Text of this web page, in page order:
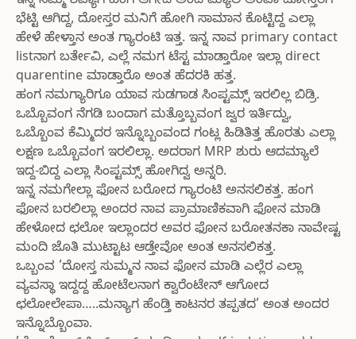
ಭೆಟ್ಟಿ ಆಗಿದ್ದ, ದೋಸ್ತರ ಮನಿಗೆ ಹೋಗಿ ಸಾಮಾನ ಕೊಟ್ಟಿದ್ದ ಎಲ್ಲಾ
ಹೇಳೆ ಹೇಳ್ತಾನ ಅಂತ ಗ್ಯಾರಂಟಿ ಇತ್ತ. ಇನ್ನ ನಾವ primary contact
listನಾಗ ಬರ್ತೇವಿ, ಎಲ್ಲೆ ನಮಗ ಟೆಸ್ಟ ಮಾಡ್ತಾರೋ ಇಲ್ಲಾ direct
quarentine ಮಾಡ್ತಾರೊ ಅಂತ ಹೆದರಕಿ ಹತ್ತ.
ಹಂಗ ನಮಗ್ಯಾರಿಗೂ ಯಾವ ಸುಡಗಾಡ ಸಿಂಪ್ಟಮ್ಸ್ ಇರಲಿಲ್ಲ ಬಿಡ್ರಿ.
ಒಬ್ಬೊವಂಗ ನೆಗಡಿ ಬಂದಾಗ ಮತ್ತೊಬ್ಬವಂಗ ಜ್ವರ ಇರ್ತಿದ್ವು,
ಒಬ್ಬೊಂವ ಕೆಮ್ಮಿದರ ಇನ್ನೊಬ್ಬಂವಂದ ಗಂಟ್ಲ ಹಿಡಿತಿತ್ತ ಹೊರತು ಎಲ್ಲಾ
ಲಕ್ಷಣ ಒಬ್ಬೊವಂಗ ಇರಲಿಲ್ಲಾ. ಅದರಾಗ MRP ಶುರು ಆದಮ್ಯಾಲೆ
ಇದ್ದ-ಬಿದ್ದ ಎಲ್ಲಾ ಸಿಂಪ್ಟಮ್ಸ್ ಹೋಗಿದ್ವ ಅನ್ನರಿ.
ಇನ್ನ ನಮಗೇಲ್ಲಾ ಫೋನ ಬರೋದ ಗ್ಯಾರಂಟಿ ಅನಸಲಿಕತ್ತ. ಹಂಗ
ಫೋನ ಬರಲಿಲ್ಲಾ ಅಂದರ ನಾವ ಪ್ರಾಮಾಣಿಕವಾಗಿ ಫೋನ ಮಾಡಿ
ಹೇಳೋದ ಛಲೋ ಇಲ್ಲಾಂದರ ಅವರ ಫೋನ ಬರೋತನಕಾ ನಾವೇಷ್ಟ
ಮಂದಿ ಜೊತಿ ಮುಟ್ಟಾಟ ಆಡ್ತೇವೋ ಅಂತ ಅನಸಲಿಕತ್ತ.
ಒಬ್ಬಂವ ’ದೋಸ್ತ ಸುಮ್ಮನ ನಾವ ಫೋನ ಮಾಡಿ ಎಲ್ಲೆರ ಎಲ್ಲಾ
ವ್ಯವಸ್ಥಾ ಇದ್ದದ್ದ ಹೋಟೆಲನಾಗ ಕ್ವಾರೆಂಟೇನ್ ಆಗೋದ
ಛಲೋಲೇಪಾ…..ಮನ್ಯಾಗ ಹೆಂಡ್ತಿ ಕಾಟನರ ತಪ್ಪತದ’ ಅಂತ ಅಂದರ
ಇನ್ನೊಬ್ಬೊಂವಾ.